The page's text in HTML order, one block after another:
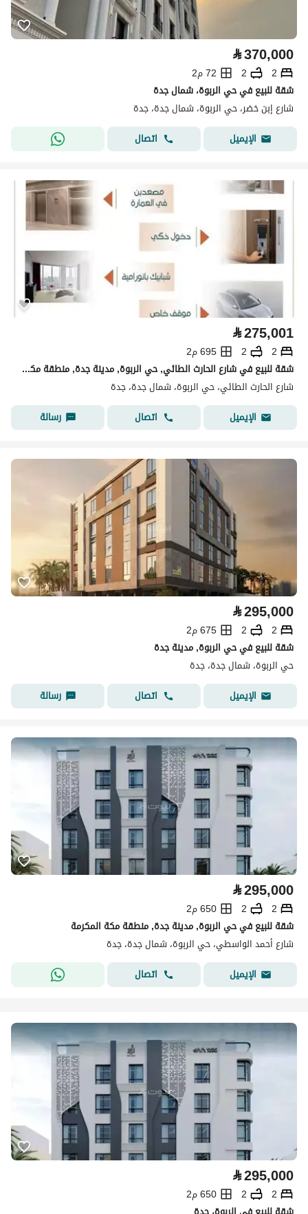
⃁370,000
2
2
72 م2
شقة للبيع في حي الربوة، شمال جدة
شارع إبن خضر، حي الربوة، شمال جدة، جدة
الإيميل
اتصال
⃁275,001
2
2
695 م2
شقة للبيع في شارع الحارث الطائي, حي الربوة, مدينة جدة, منطقة مكة المكرمة
شارع الحارث الطائي، حي الربوة، شمال جدة، جدة
الإيميل
اتصال رسالة
⃁295,000
2
2
675 م2
شقة للبيع في حي الربوة, مدينة جدة
حي الربوة، شمال جدة، جدة
الإيميل
اتصال رسالة
⃁295,000
2
2
650 م2
شقة للبيع في حي الربوة, مدينة جدة, منطقة مكة المكرمة
شارع أحمد الواسطي، حي الربوة، شمال جدة، جدة
الإيميل
اتصال
⃁295,000
2
2
650 م2